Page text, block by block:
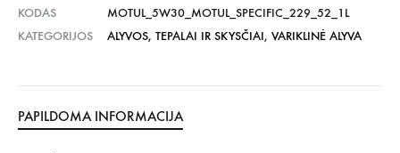
KODAS
MOTUL_5W30_MOTUL_SPECIFIC_229_52_1L
KATEGORIJOS
ALYVOS, TEPALAI IR SKYSČIAI, VARIKLINĖ ALYVA
PAPILDOMA INFORMACIJA